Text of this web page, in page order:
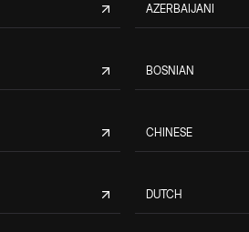
AZERBAIJANI
BOSNIAN
CHINESE
DUTCH